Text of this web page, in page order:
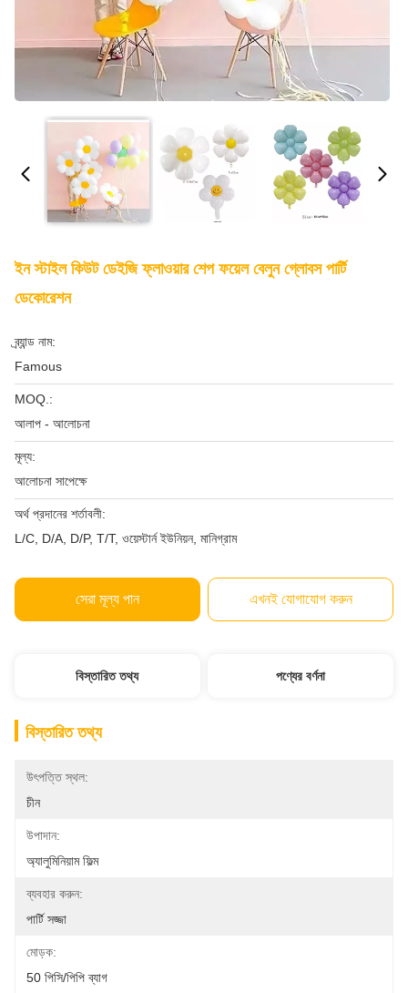
ইন স্টাইল কিউট ডেইজি ফ্লাওয়ার শেপ ফয়েল বেলুন গ্লোবস পার্টি
ডেকোরেশন
ব্র্যান্ড নাম:
Famous
MOQ.:
আলাপ - আলোচনা
মূল্য:
আলোচনা সাপেক্ষে
অর্থ প্রদানের শর্তাবলী:
L/C, D/A, D/P, T/T, ওয়েস্টার্ন ইউনিয়ন, মানিগ্রাম
সেরা মূল্য পান এখনই যোগাযোগ করুন
বিস্তারিত তথ্য পণ্যের বর্ণনা
বিস্তারিত তথ্য
উৎপত্তি স্থল:
চীন
উপাদান:
অ্যালুমিনিয়াম ফিল্ম
ব্যবহার করুন:
পার্টি সজ্জা
মোড়ক:
50 পিসি/পিপি ব্যাগ